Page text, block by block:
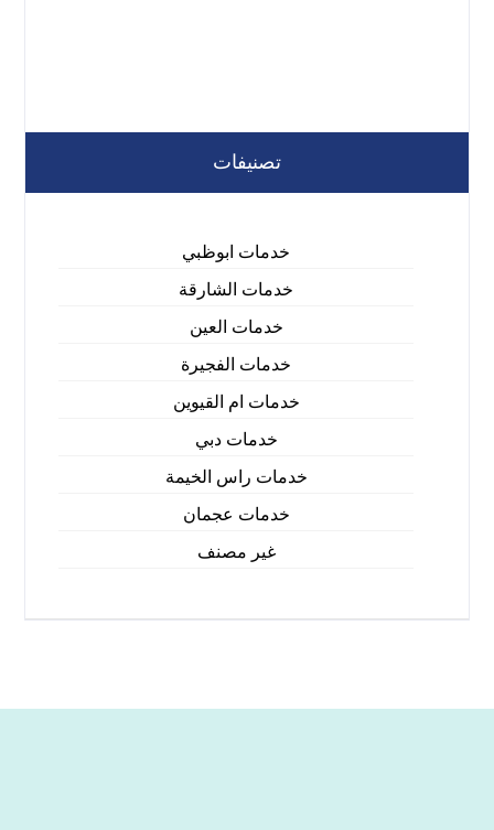
تصنيفات
خدمات ابوظبي
خدمات الشارقة
خدمات العين
خدمات الفجيرة
خدمات ام القيوين
خدمات دبي
خدمات راس الخيمة
خدمات عجمان
غير مصنف